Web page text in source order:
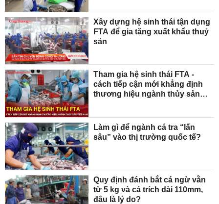
Xây dựng hệ sinh thái tận dụng
FTA để gia tăng xuất khẩu thuỷ
sản
Tham gia hệ sinh thái FTA -
cách tiếp cận mới khẳng định
thương hiệu ngành thủy sản
Làm gì để ngành cá tra “lấn
sâu” vào thị trường quốc tế?
Quy định đánh bắt cá ngừ vằn
từ 5 kg và cá trích dài 110mm,
đâu là lý do?